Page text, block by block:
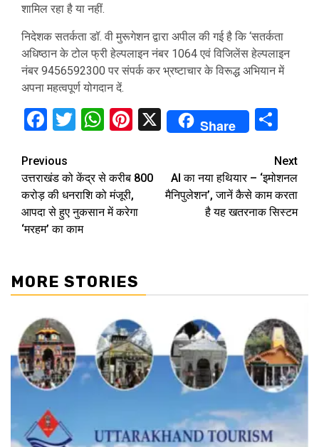
शामिल रहा है या नहीं.
निदेशक सतर्कता डॉ. वी मुरूगेशन द्वारा अपील की गई है कि ‘सतर्कता
अधिष्ठान के टोल फ्री हेल्पलाइन नंबर 1064 एवं विजिलेंस हेल्पलाइन
नंबर 9456592300 पर संपर्क कर भ्रष्टाचार के विरूद्ध अभियान में
अपना महत्वपूर्ण योगदान दें.
Facebook
Twitter
WhatsApp
Pinterest
X Share
Continue
Reading
Previous
उत्तराखंड को केंद्र से करीब 800
करोड़ की धनराशि को मंजूरी,
आपदा से हुए नुकसान में करेगा
‘मरहम’ का काम
Next
AI का नया हथियार – ‘इमोशनल
मैनिपुलेशन’, जानें कैसे काम करता
है यह खतरनाक सिस्टम
MORE STORIES